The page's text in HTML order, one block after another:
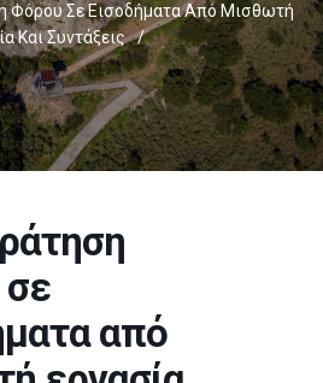
Φόρου Σε Εισοδήματα Από Μισθωτή
Και Συντάξεις
/
από